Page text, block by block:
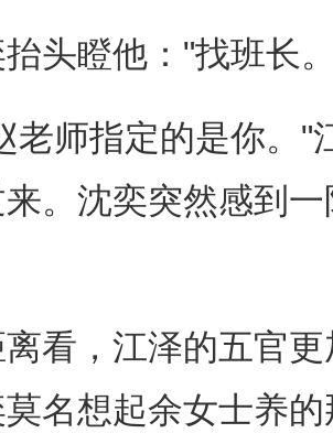
瞪他："找班长
师指定的是你。"
。沈奕突然感到
，江泽的五官更
名想起余女士养